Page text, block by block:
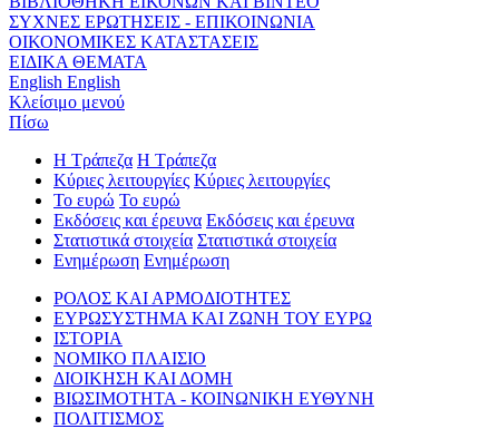
ΣΥΧΝΕΣ ΕΡΩΤΗΣΕΙΣ - ΕΠΙΚΟΙΝΩΝΙΑ
ΟΙΚΟΝΟΜΙΚΕΣ ΚΑΤΑΣΤΑΣΕΙΣ
ΕΙΔΙΚΑ ΘΕΜΑΤΑ
English English
Κλείσιμο μενού
Πίσω
Η Τράπεζα Η Τράπεζα
Κύριες λειτουργίες Κύριες λειτουργίες
Το ευρώ Το ευρώ
Εκδόσεις και έρευνα Εκδόσεις και έρευνα
Στατιστικά στοιχεία Στατιστικά στοιχεία
Ενημέρωση Ενημέρωση
ΡΟΛΟΣ ΚΑΙ ΑΡΜΟΔΙΟΤΗΤΕΣ
ΕΥΡΩΣΥΣΤΗΜΑ ΚΑΙ ΖΩΝΗ ΤΟΥ ΕΥΡΩ
ΙΣΤΟΡΙΑ
ΝΟΜΙΚΟ ΠΛΑΙΣΙΟ
ΔΙΟΙΚΗΣΗ ΚΑΙ ΔΟΜΗ
ΒΙΩΣΙΜΟΤΗΤΑ - ΚΟΙΝΩΝΙΚΗ ΕΥΘΥΝΗ
ΠΟΛΙΤΙΣΜΟΣ